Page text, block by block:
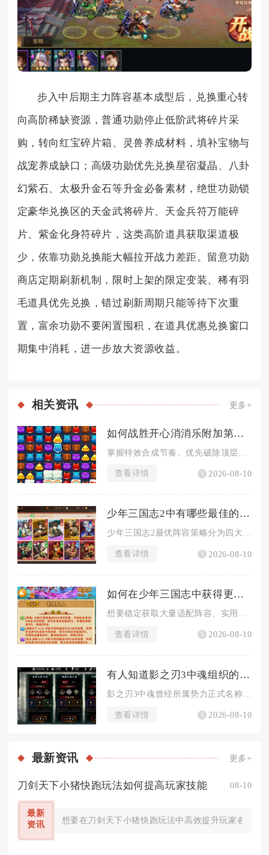
步入中后期主力阵容基本成型后，兑换重心转
向高阶稀缺资源，普通功勋停止低阶武将碎片采
购，转向红宝碎片箱、灵兽养成材料，填补宝物与
战宠养成缺口；高级功勋优先兑换星宿凝晶、八卦
幻紫石、太极升金石等升金必备素材，绝世功勋锁
定豪华兑换区的天金武将碎片、天金兵符万能碎
片、紫金化身符碎片，这类高阶道具获取渠道极
少，依靠功勋兑换能大幅拉开战力差距。留意功勋
商店定期刷新机制，限时上架的限定变装、稀有羽
毛道具优先兑换，错过刷新周期只能等待下次重
置，富余功勋不要闲置囤积，在道具优惠兑换窗口
期集中消耗，进一步放大资源收益。
相关资讯 更多+
如何战胜开心消消乐附加第三关的挑战
查看详情 2026-08-10
少年三国志2中有哪些最佳的阵容策略
少年三国志2最优阵容策略分为四大阵营国家队路线，结合对战场景...
查看详情 2026-08-10
如何在少年三国志中获得更多好用的橙将
查看详情 2026-08-10
有人知道影之刃3中魂组织的名字是什么
查看详情 2026-08-10
最新资讯 更多+
刀剑天下小猪快跑玩法如何提高玩家技能 08-10
最新
资讯
想要在刀剑天下小猪快跑玩法中高效提升玩家各项